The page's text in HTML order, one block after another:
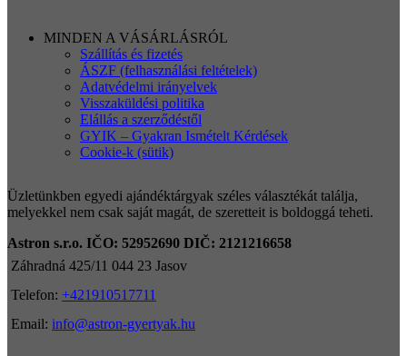
MINDEN A VÁSÁRLÁSRÓL
Szállítás és fizetés
ÁSZF (felhasználási feltételek)
Adatvédelmi irányelvek
Visszaküldési politika
Elállás a szerződéstől
GYIK – Gyakran Ismételt Kérdések
Cookie-k (sütik)
Üzletünkben egyedi ajándéktárgyak széles választékát találja,
melyekkel nem csak saját magát, de szeretteit is boldoggá teheti.
Astron s.r.o. IČO: 52952690 DIČ: 2121216658
Záhradná 425/11 044 23 Jasov
Telefon: +421910517711
Email: info@astron-gyertyak.hu